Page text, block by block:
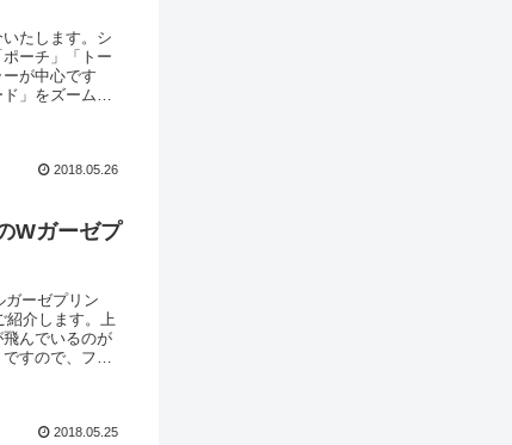
たします。シ
ーチ」「トー
ーが中心です
」をズームア
2018.05.26
Wガーゼプ
ガーゼプリン
紹介します。上
んでいるのが
すので、フレ
2018.05.25